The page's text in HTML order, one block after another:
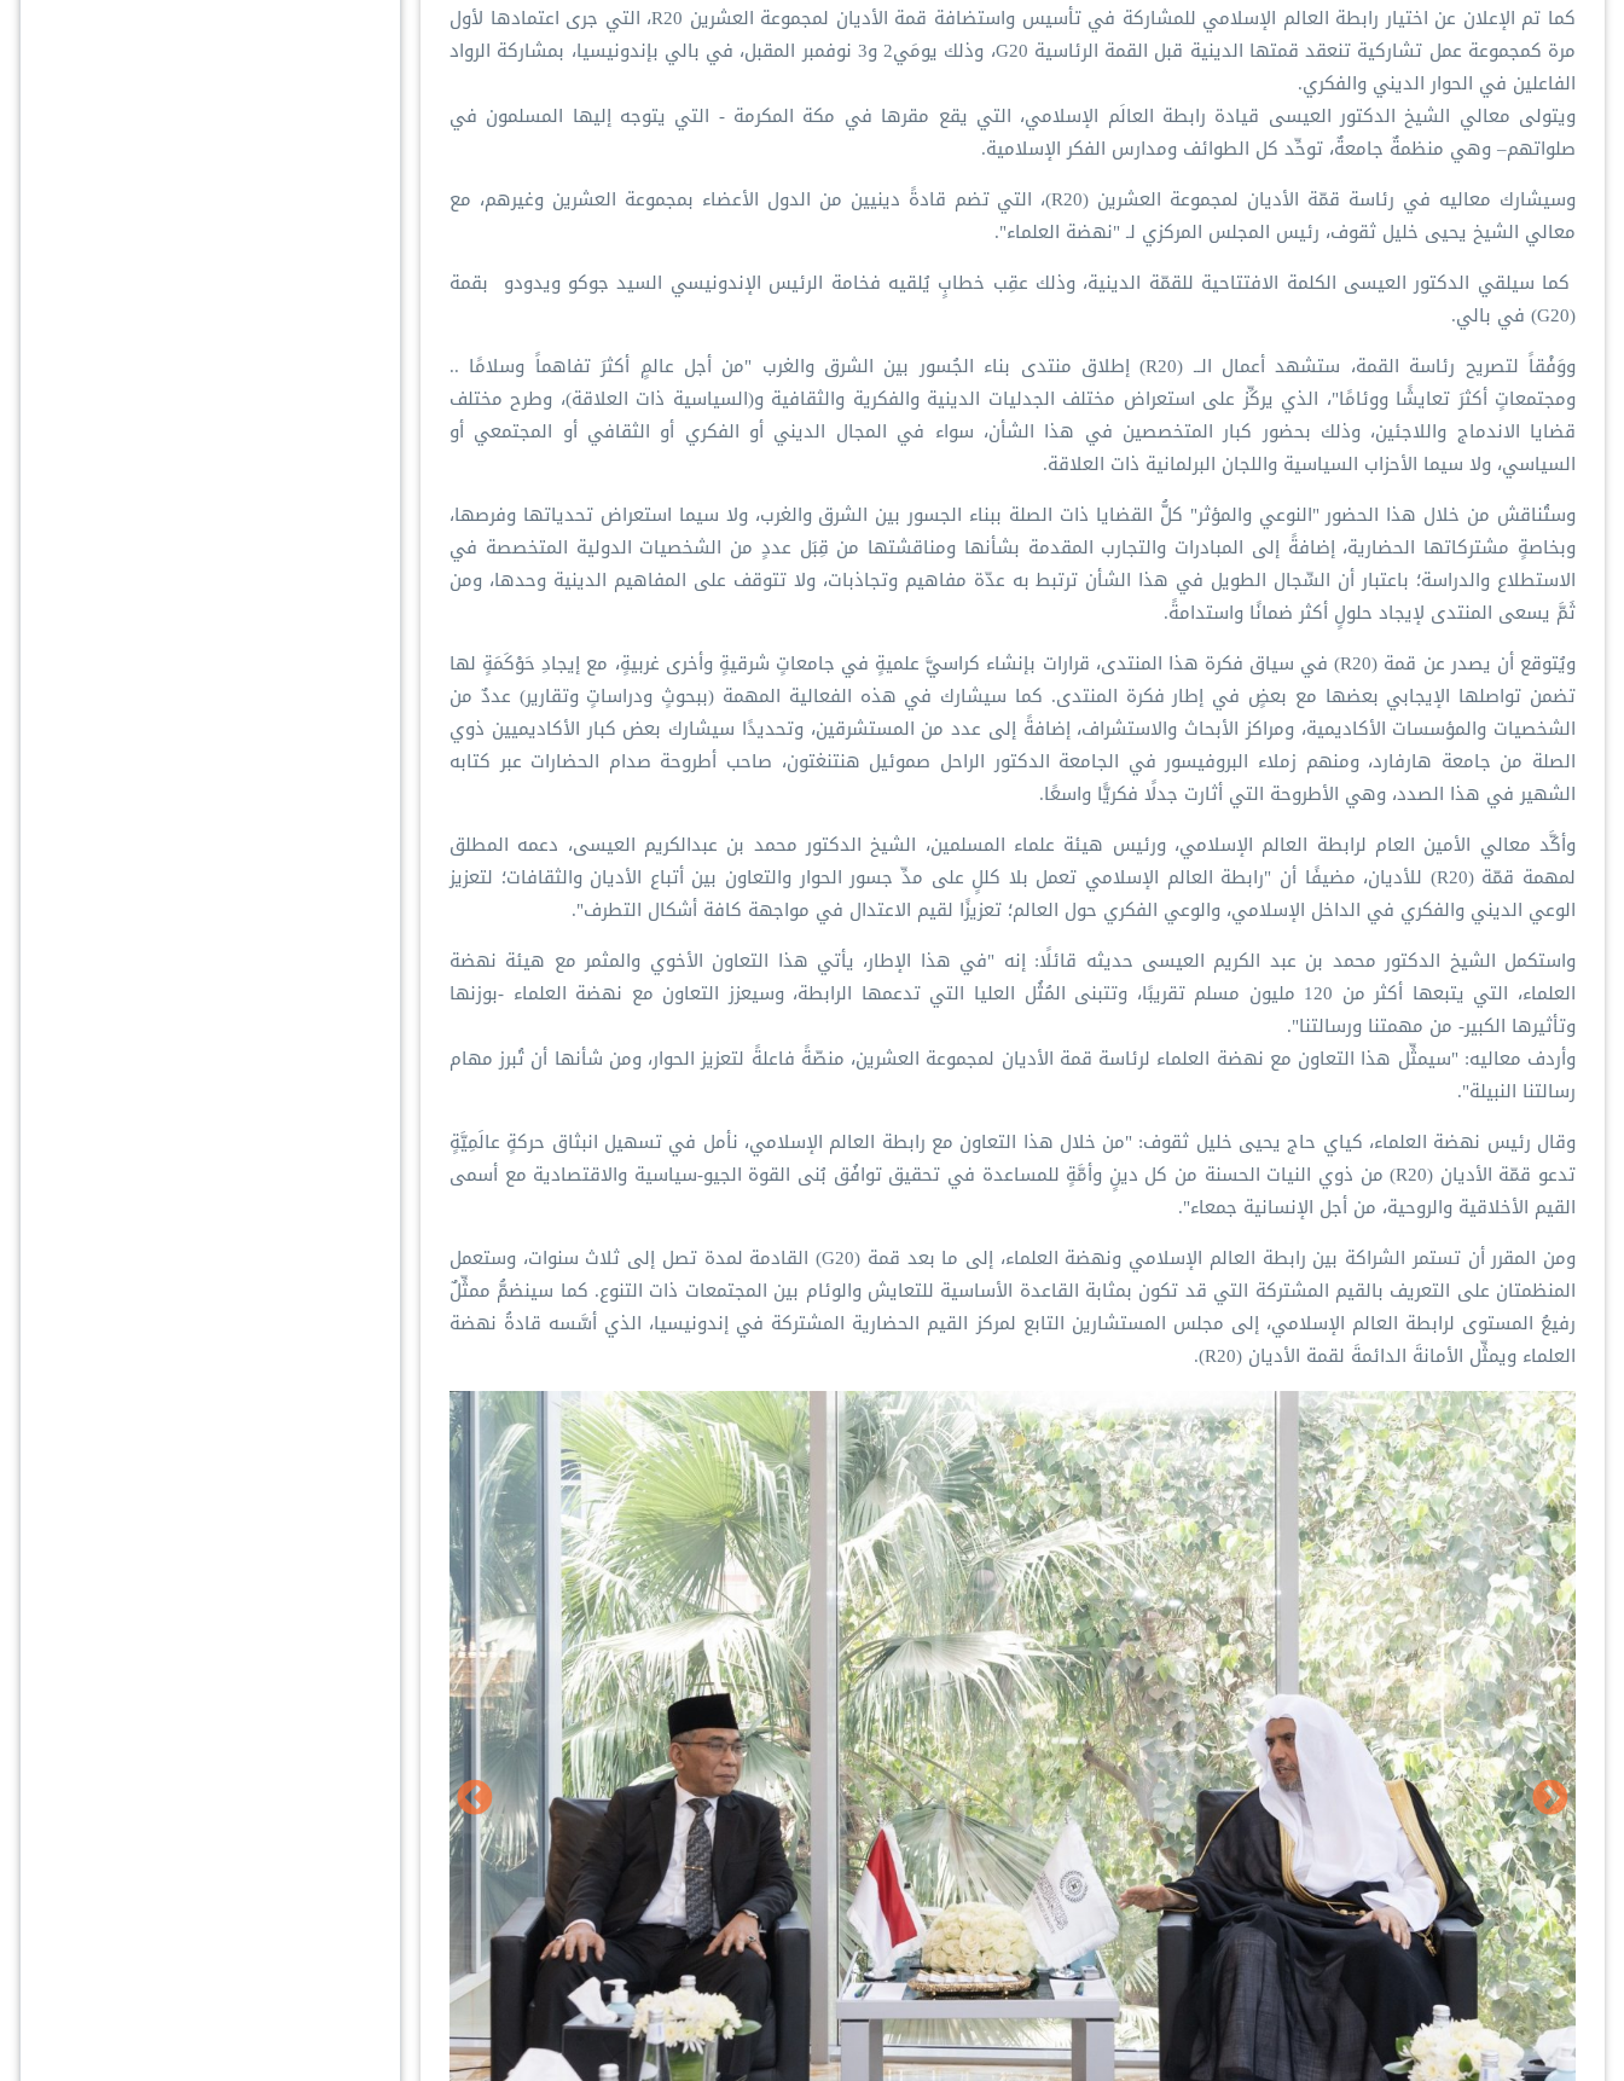
كما تم الإعلان عن اختيار ‫رابطة العالم الإسلامي‬ للمشاركة في تأسيس واستضافة قمة الأديان لمجموعة العشرين R20، التي جرى اعتمادها لأول
مرة كمجموعة عمل تشاركية تنعقد قمتها الدينية قبل القمة الرئاسية G20، وذلك يومَي2 و3 نوفمبر المقبل، في بالي بإندونيسيا، بمشاركة الرواد
الفاعلين في الحوار الديني والفكري.
ويتولى معالي الشيخ الدكتور العيسى قيادة رابطة العالَم الإسلامي، التي يقع مقرها في مكة المكرمة - التي يتوجه إليها المسلمون في
صلواتهم– وهي منظمةٌ جامعةٌ، توحِّد كل الطوائف ومدارس الفكر الإسلامية.
وسيشارك معاليه في رئاسة قمّة الأديان لمجموعة العشرين (R20)، التي تضم قادةً دينيين من الدول الأعضاء بمجموعة العشرين وغيرهم، مع
معالي الشيخ يحيى خليل ثقوف، رئيس المجلس المركزي لـ "نهضة العلماء".
كما سيلقي الدكتور العيسى الكلمة الافتتاحية للقمّة الدينية، وذلك عقِب خطابٍ يُلقيه فخامة الرئيس الإندونيسي السيد جوكو ويدودو بقمة
(G20) في بالي.
ووَفْقاً لتصريح رئاسة القمة، ستشهد أعمال الــ (R20) إطلاق منتدى بناء الجُسور بين الشرق والغرب "من أجل عالمٍ أكثرَ تفاهماً وسلامًا ..
ومجتمعاتٍ أكثرَ تعايشًا ووئامًا"، الذي يركِّز على استعراض مختلف الجدليات الدينية والفكرية والثقافية و(السياسية ذات العلاقة)، وطرح مختلف
قضايا الاندماج واللاجئين، وذلك بحضور كبار المتخصصين في هذا الشأن، سواء في المجال الديني أو الفكري أو الثقافي أو المجتمعي أو
السياسي، ولا سيما الأحزاب السياسية واللجان البرلمانية ذات العلاقة.
وستُناقش من خلال هذا الحضور "النوعي والمؤثر" كلُّ القضايا ذات الصلة ببناء الجسور بين الشرق والغرب، ولا سيما استعراض تحدياتها وفرصها،
وبخاصةٍ مشتركاتها الحضارية، إضافةً إلى المبادرات والتجارب المقدمة بشأنها ومناقشتها من قِبَل عددٍ من الشخصيات الدولية المتخصصة في
الاستطلاع والدراسة؛ باعتبار أن السِّجال الطويل في هذا الشأن ترتبط به عدّة مفاهيم وتجاذبات، ولا تتوقف على المفاهيم الدينية وحدها، ومن
ثَمَّ يسعى المنتدى لإيجاد حلولٍ أكثر ضمانًا واستدامةً.
ويُتوقع أن يصدر عن قمة (R20) في سياق فكرة هذا المنتدى، قرارات بإنشاء كراسيَّ علميةٍ في جامعاتٍ شرقيةٍ وأخرى غربيةٍ، مع إيجادِ حَوْكَمَةٍ لها
تضمن تواصلها الإيجابي بعضها مع بعضٍ في إطار فكرة المنتدى. كما سيشارك في هذه الفعالية المهمة (ببحوثٍ ودراساتٍ وتقارير) عددٌ من
الشخصيات والمؤسسات الأكاديمية، ومراكز الأبحاث والاستشراف، إضافةً إلى عدد من المستشرقين، وتحديدًا سيشارك بعض كبار الأكاديميين ذوي
الصلة من جامعة هارفارد، ومنهم زملاء البروفيسور في الجامعة الدكتور الراحل صموئيل هنتنغتون، صاحب أطروحة صدام الحضارات عبر كتابه
الشهير في هذا الصدد، وهي الأطروحة التي أثارت جدلًا فكريًّا واسعًا.
وأكَّد معالي الأمين العام لرابطة العالم الإسلامي، ورئيس هيئة علماء المسلمين، الشيخ الدكتور محمد بن عبدالكريم العيسى، دعمه المطلق
لمهمة قمّة (R20) للأديان، مضيفًا أن "رابطة العالم الإسلامي تعمل بلا كللٍ على مدِّ جسور الحوار والتعاون بين أتباع الأديان والثقافات؛ لتعزيز
الوعي الديني والفكري في الداخل الإسلامي، والوعي الفكري حول العالم؛ تعزيزًا لقيم الاعتدال في مواجهة كافة أشكال التطرف".
واستكمل الشيخ الدكتور محمد بن عبد الكريم العيسى حديثه قائلًا: إنه "في هذا الإطار، يأتي هذا التعاون الأخوي والمثمر مع هيئة نهضة
العلماء، التي يتبعها أكثر من 120 مليون مسلم تقريبًا، وتتبنى المُثُل العليا التي تدعمها الرابطة، وسيعزز التعاون مع نهضة العلماء -بوزنها
وتأثيرها الكبير- من مهمتنا ورسالتنا".
وأردف معاليه: "سيمثِّل هذا التعاون مع نهضة العلماء لرئاسة قمة الأديان لمجموعة العشرين، منصّةً فاعلةً لتعزيز الحوار، ومن شأنها أن تُبرز مهام
رسالتنا النبيلة".
وقال رئيس نهضة العلماء، كياي حاج يحيى خليل ثقوف: "من خلال هذا التعاون مع رابطة العالم الإسلامي، نأمل في تسهيل انبثاق حركةٍ عالَمِيَّةٍ
تدعو قمّة الأديان (R20) من ذوي النيات الحسنة من كل دينٍ وأمَّةٍ للمساعدة في تحقيق توافُق بُنى القوة الجيو-سياسية والاقتصادية مع أسمى
القيم الأخلاقية والروحية، من أجل الإنسانية جمعاء".
ومن المقرر أن تستمر الشراكة بين رابطة العالم الإسلامي ونهضة العلماء، إلى ما بعد قمة (G20) القادمة لمدة تصل إلى ثلاث سنوات، وستعمل
المنظمتان على التعريف بالقيم المشتركة التي قد تكون بمثابة القاعدة الأساسية للتعايش والوئام بين المجتمعات ذات التنوع. كما سينضمُّ ممثِّلٌ
رفيعُ المستوى لرابطة العالم الإسلامي، إلى مجلس المستشارين التابع لمركز القيم الحضارية المشتركة في إندونيسيا، الذي أسَّسه قادةُ نهضة
العلماء ويمثِّل الأمانةَ الدائمةَ لقمة الأديان (R20).